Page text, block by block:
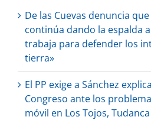
De las Cuevas denuncia
continúa dando la espalda
trabaja para defender los
tierra»
El PP exige a Sánchez
Congreso ante los
móvil en Los Tojos,